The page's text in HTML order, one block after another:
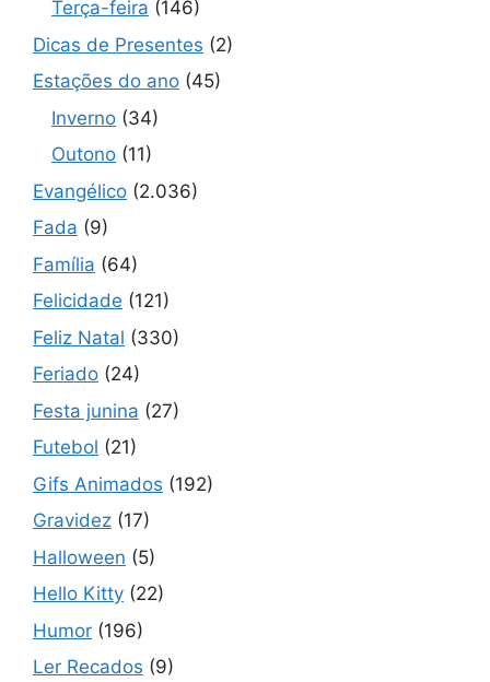
Terça-feira (146)
Dicas de Presentes (2)
Estações do ano (45)
Inverno (34)
Outono (11)
Evangélico (2.036)
Fada (9)
Família (64)
Felicidade (121)
Feliz Natal (330)
Feriado (24)
Festa junina (27)
Futebol (21)
Gifs Animados (192)
Gravidez (17)
Halloween (5)
Hello Kitty (22)
Humor (196)
Ler Recados (9)